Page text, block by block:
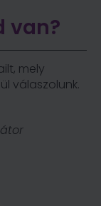
van?
mely
válaszolunk.